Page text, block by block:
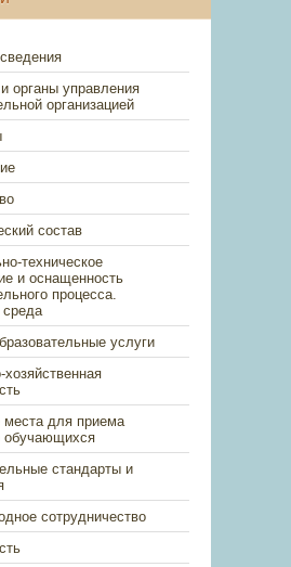
органы управления
организацией
состав
техническое
и оснащенность
процесса.
среда
услуги
места для приема
обучающихся
стандарты и
сотрудничество